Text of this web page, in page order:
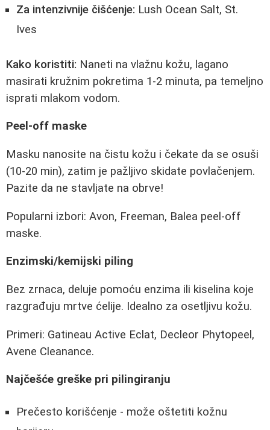
Za intenzivnije čišćenje: Lush Ocean Salt, St.
Ives
Kako koristiti: Naneti na vlažnu kožu, lagano
masirati kružnim pokretima 1-2 minuta, pa temeljno
isprati mlakom vodom.
Peel-off maske
Masku nanosite na čistu kožu i čekate da se osuši
(10-20 min), zatim je pažljivo skidate povlačenjem.
Pazite da ne stavljate na obrve!
Popularni izbori: Avon, Freeman, Balea peel-off
maske.
Enzimski/kemijski piling
Bez zrnaca, deluje pomoću enzima ili kiselina koje
razgrađuju mrtve ćelije. Idealno za osetljivu kožu.
Primeri: Gatineau Active Eclat, Decleor Phytopeel,
Avene Cleanance.
Najčešće greške pri pilingiranju
Prečesto korišćenje - može oštetiti kožnu